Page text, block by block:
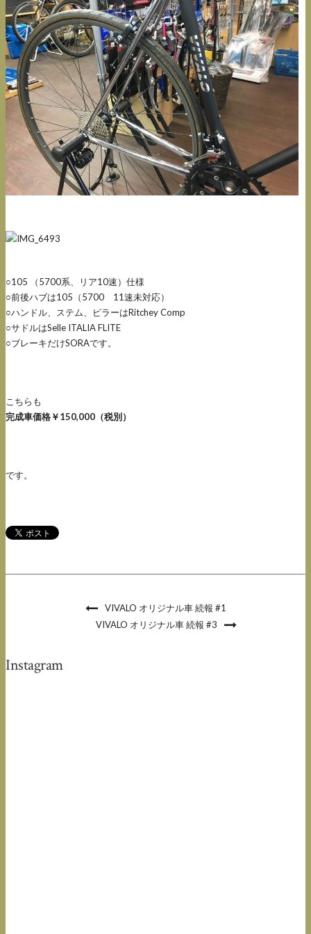
○105 （5700系、リア10速）仕様
○前後ハブは105（5700 11速未対応）
○ハンドル、ステム、ピラーはRitchey Comp
○サドルはSelle ITALIA FLITE
○ブレーキだけSORAです。
こちらも
完成車価格￥150,000（税別）
です。
VIVALO オリジナル車 続報 #1
VIVALO オリジナル車 続報 #3
Instagram